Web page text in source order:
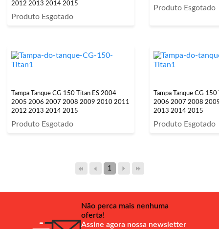
2012 2013 2014 2015
Produto Esgotado
Produto Esgotado
Tampa Tanque CG 150 Titan ES 2004
2005 2006 2007 2008 2009 2010 2011
2012 2013 2014 2015
Produto Esgotado
Tampa Tanque CG
2006 2007 2008
2013 2014 2015
Produto Esgotado
1
Não perca mais nenhuma
oferta!
Assine agora nossa newsletter